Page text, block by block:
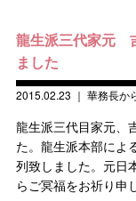
龍生派三代家元
ました
2015.02.23 ｜ 華務長か
龍生派三代目家元、
た。龍生派本部によ
列致しました。元日
らご冥福をお祈り申